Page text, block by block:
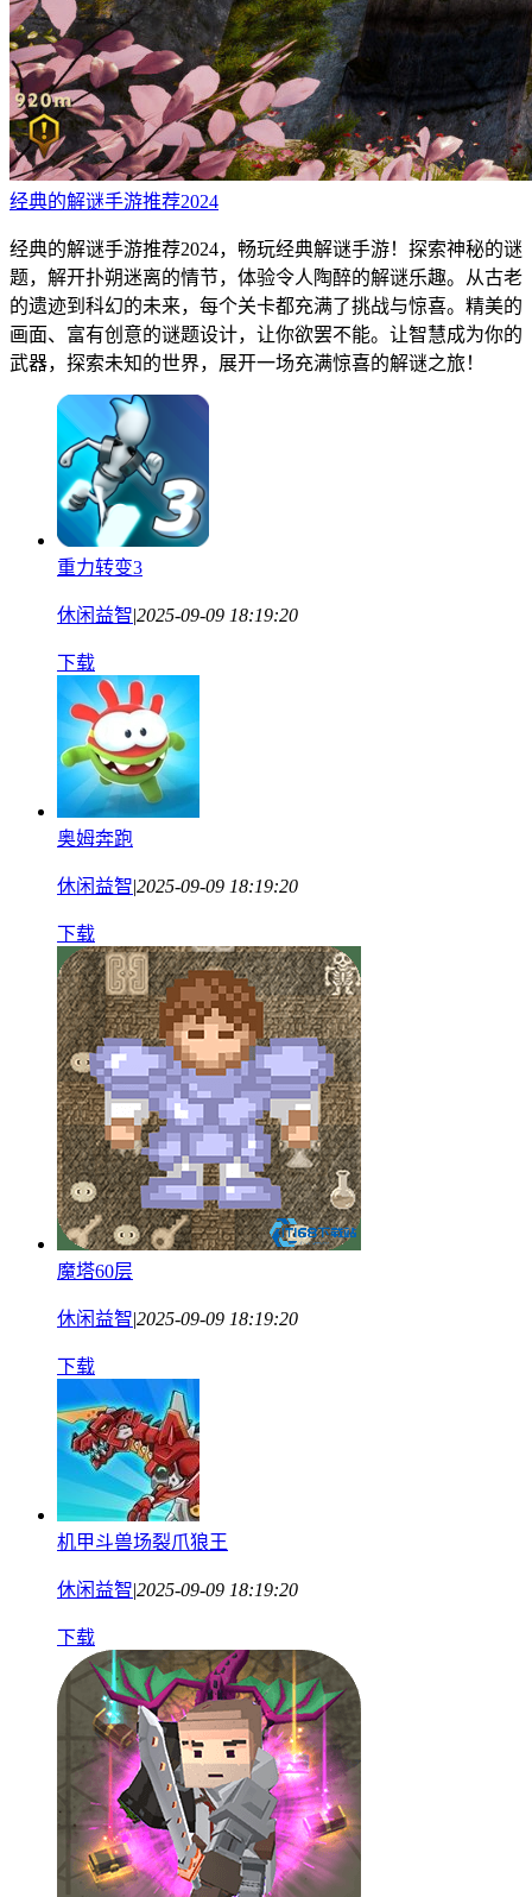
经典的解谜手游推荐2024
经典的解谜手游推荐2024，畅玩经典解谜手游！探索神秘的谜
题，解开扑朔迷离的情节，体验令人陶醉的解谜乐趣。从古老
的遗迹到科幻的未来，每个关卡都充满了挑战与惊喜。精美的
画面、富有创意的谜题设计，让你欲罢不能。让智慧成为你的
武器，探索未知的世界，展开一场充满惊喜的解谜之旅！
重力转变3
休闲益智|2025-09-09 18:19:20
下载
奥姆奔跑
休闲益智|2025-09-09 18:19:20
下载
魔塔60层
休闲益智|2025-09-09 18:19:20
下载
机甲斗兽场裂爪狼王
休闲益智|2025-09-09 18:19:20
下载